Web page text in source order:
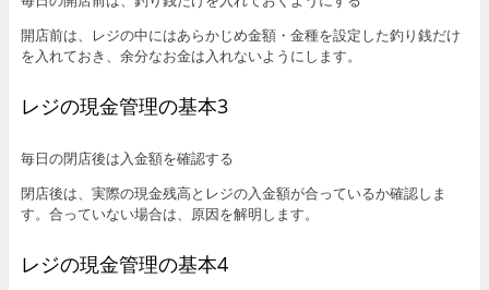
開店前は、レジの中にはあらかじめ金額・金種を設定した釣り銭だけ
を入れておき、余分なお金は入れないようにします。
レジの現金管理の基本3
毎日の閉店後は入金額を確認する
閉店後は、実際の現金残高とレジの入金額が合っているか確認しま
す。合っていない場合は、原因を解明します。
レジの現金管理の基本4